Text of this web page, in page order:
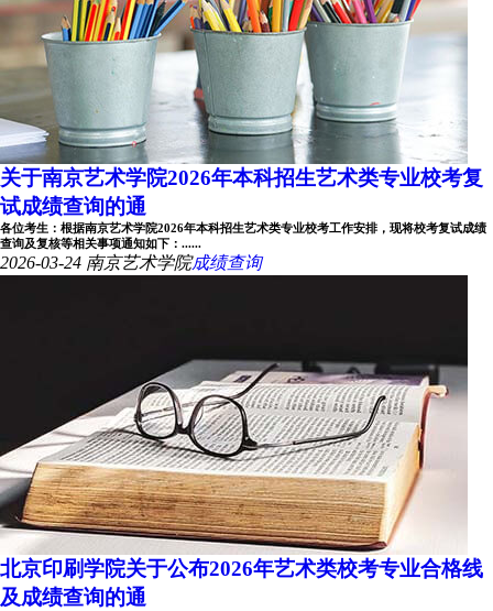
关于南京艺术学院2026年本科招生艺术类专业校考复
试成绩查询的通
各位考生：根据南京艺术学院2026年本科招生艺术类专业校考工作安排，现将校考复试成绩
查询及复核等相关事项通知如下：......
2026-03-24 南京艺术学院成绩查询
北京印刷学院关于公布2026年艺术类校考专业合格线
及成绩查询的通